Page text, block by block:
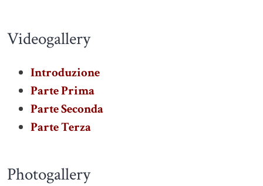
Videogallery
Introduzione
Parte Prima
Parte Seconda
Parte Terza
Photogallery